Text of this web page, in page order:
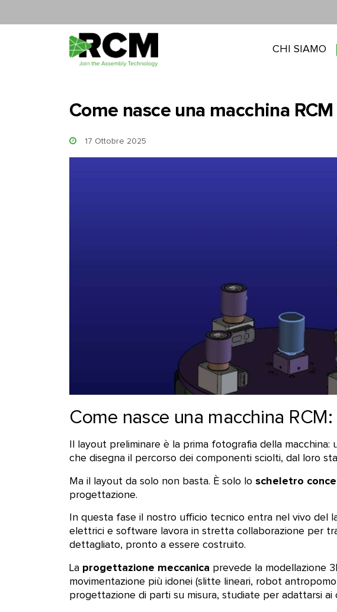
CHI SIAMO
Come nasce una macchina
17 Ottobre 2025
Come nasce una macchina
Il layout preliminare è la prima fotografia della macchina:
che disegna il percorso dei componenti sciolti, dal loro
Ma il layout da solo non basta. È solo lo scheletro
progettazione.
In questa fase il nostro ufficio tecnico entra nel vivo del
elettrici e software lavora in stretta collaborazione per
dettagliato, pronto a essere costruito.
La progettazione meccanica prevede la modellazione
movimentazione più idonei (slitte lineari, robot
progettazione di parti su misura, studiate per adattarsi